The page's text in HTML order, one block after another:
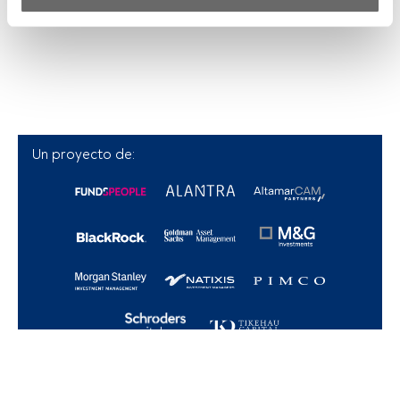
datos para proporcionar:
Lista de asociados (proveedores)
Un proyecto de: